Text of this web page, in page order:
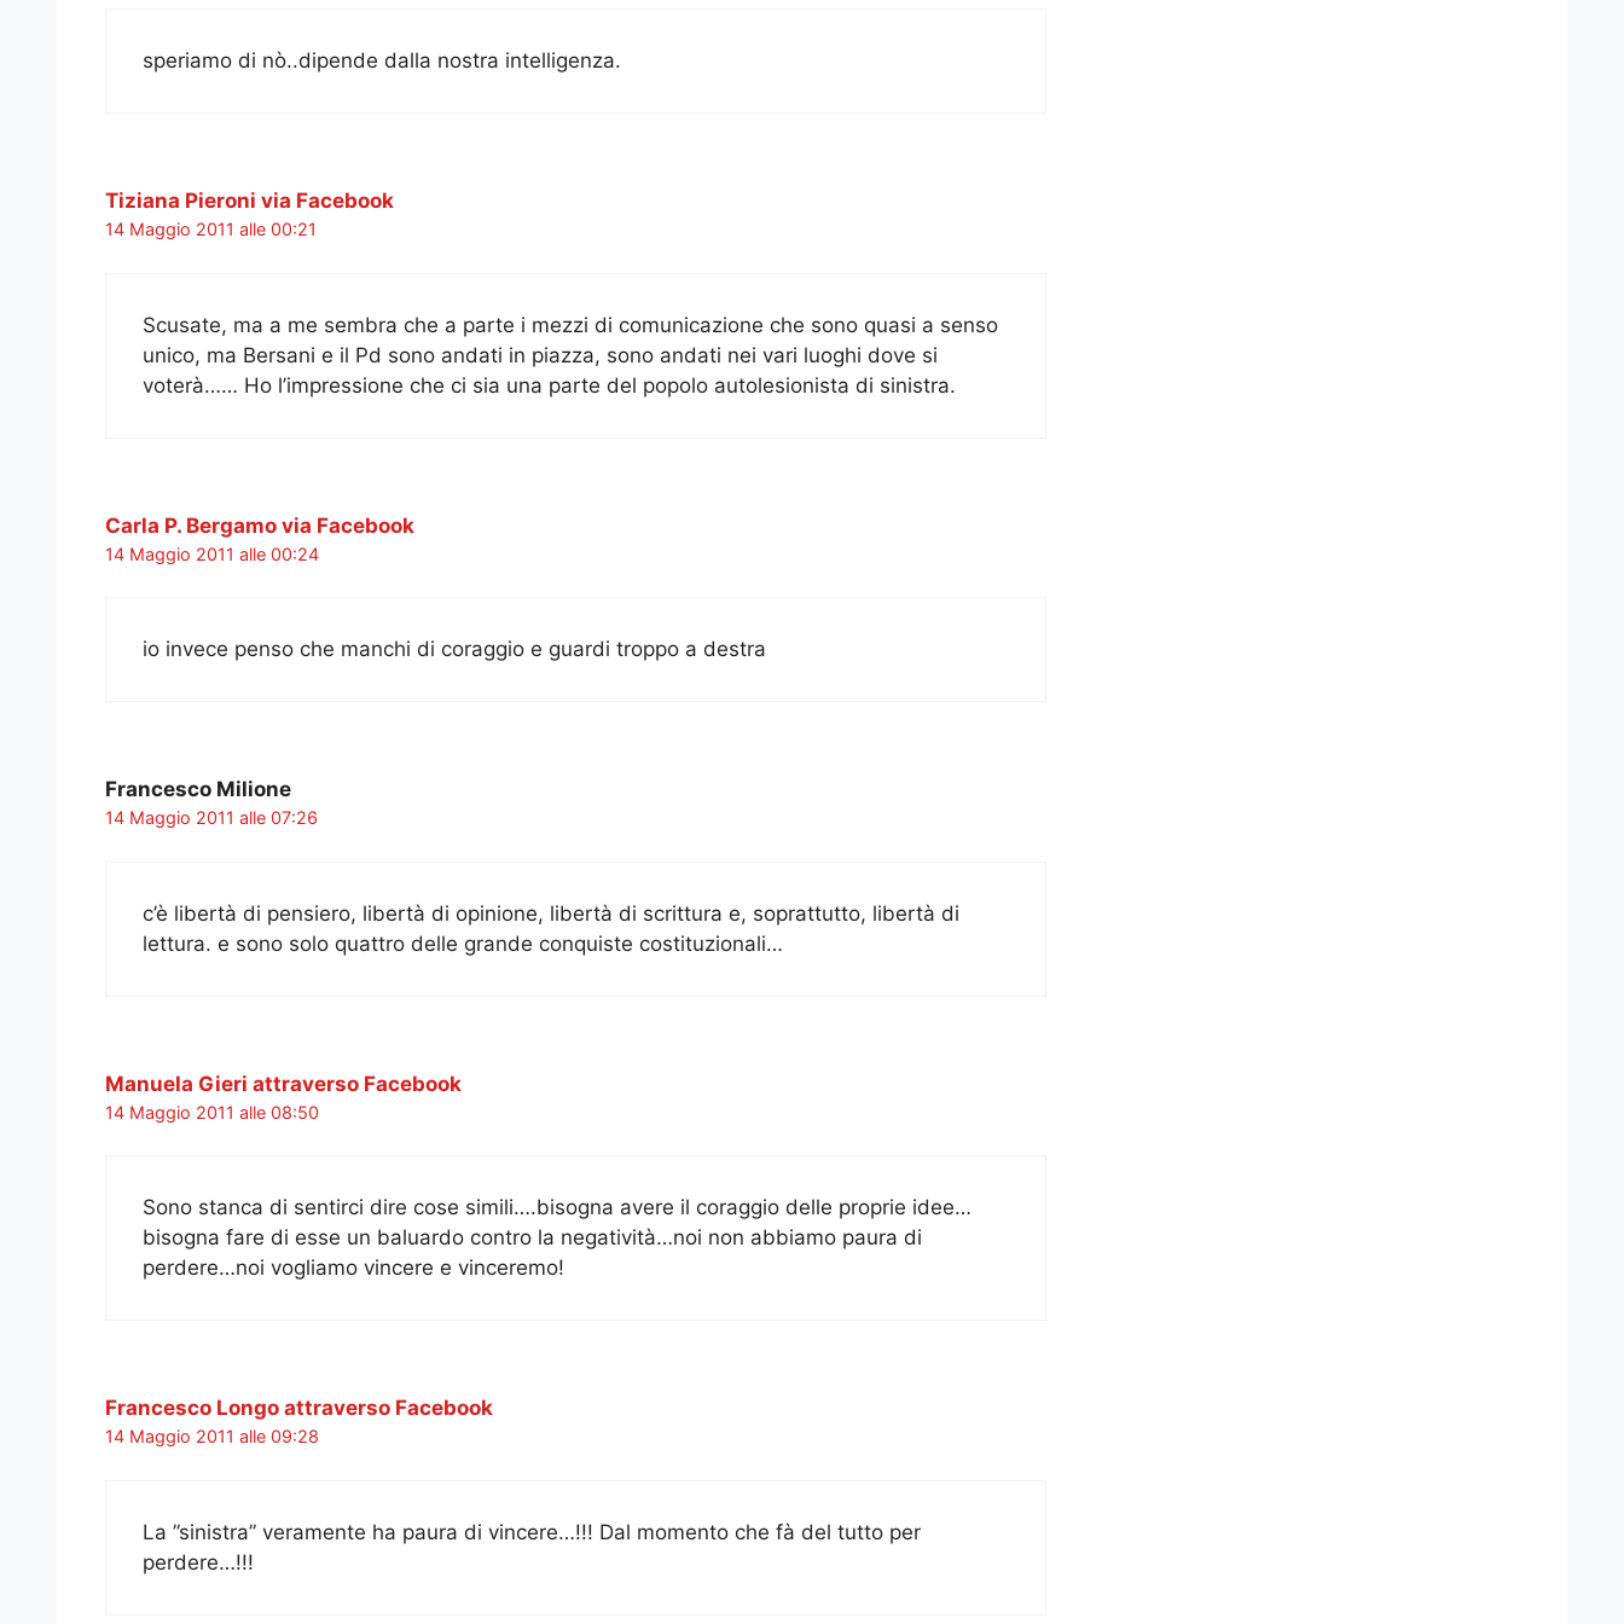
speriamo di nò..dipende dalla nostra intelligenza.
Tiziana Pieroni via Facebook
14 Maggio 2011 alle 00:21
Scusate, ma a me sembra che a parte i mezzi di comunicazione che sono quasi a senso
unico, ma Bersani e il Pd sono andati in piazza, sono andati nei vari luoghi dove si
voterà…… Ho l’impressione che ci sia una parte del popolo autolesionista di sinistra.
Carla P. Bergamo via Facebook
14 Maggio 2011 alle 00:24
io invece penso che manchi di coraggio e guardi troppo a destra
Francesco Milione
14 Maggio 2011 alle 07:26
c’è libertà di pensiero, libertà di opinione, libertà di scrittura e, soprattutto, libertà di
lettura. e sono solo quattro delle grande conquiste costituzionali…
Manuela Gieri attraverso Facebook
14 Maggio 2011 alle 08:50
Sono stanca di sentirci dire cose simili….bisogna avere il coraggio delle proprie idee…
bisogna fare di esse un baluardo contro la negatività…noi non abbiamo paura di
perdere…noi vogliamo vincere e vinceremo!
Francesco Longo attraverso Facebook
14 Maggio 2011 alle 09:28
La ”sinistra” veramente ha paura di vincere…!!! Dal momento che fà del tutto per
perdere…!!!